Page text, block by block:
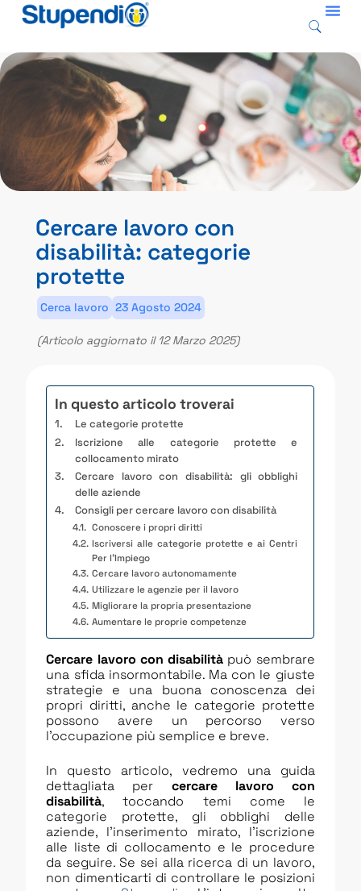
Cercare lavoro con
disabilità: categorie
protette
Cerca lavoro 23 Agosto 2024
(Articolo aggiornato il 12 Marzo 2025)
In questo articolo troverai
Le categorie protette
Iscrizione alle categorie protette e
collocamento mirato
Cercare lavoro con disabilità: gli obblighi
delle aziende
Consigli per cercare lavoro con disabilità
Conoscere i propri diritti
Iscriversi alle categorie protette e ai Centri
Per l’Impiego
Cercare lavoro autonomamente
Utilizzare le agenzie per il lavoro
Migliorare la propria presentazione
Aumentare le proprie competenze
Cercare lavoro con disabilità può sembrare
una sfida insormontabile. Ma con le giuste
strategie e una buona conoscenza dei
propri diritti, anche le categorie protette
possono avere un percorso verso
l’occupazione più semplice e breve.
In questo articolo, vedremo una guida
dettagliata per cercare lavoro con
disabilità, toccando temi come le
categorie protette, gli obblighi delle
aziende, l’inserimento mirato, l’iscrizione
alle liste di collocamento e le procedure
da seguire. Se sei alla ricerca di un lavoro,
non dimenticarti di controllare le posizioni